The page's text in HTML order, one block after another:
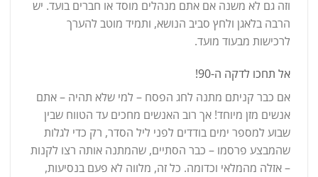
וזה גם לא משנה אם אתם מנהלים מוסד או חברים בועד. יש
הרבה בלאגן ולחץ סביב הנושא, ותמיד מוטב להערך
לרכישות מבעוד מועד.
אל תחכו לדקה ה-90!
אם כבר קניתם מתנה לחג הפסח – למי שלא תהיה – אתם
אנשים מזן מיוחד! אך רוב האנשים מחכים עד הטווח שבין
שבוע למספר ימים בודדים לפני ליל הסדר, רק כדי לגלות
שהמבצע פרסמו – כבר הסתיים, שהמתנה אותה רצו לקנות
– אזלה מהמלאי וכדומה. כל זה, מלווה לא פעם בנסיעות,